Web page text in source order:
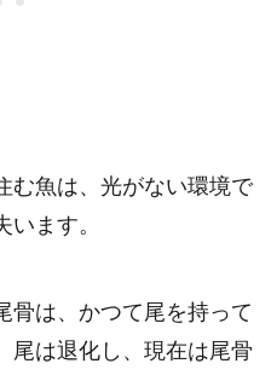
む魚は、光がない環境で
ます。
骨は、かつて尾を持って
尾は退化し、現在は尾骨